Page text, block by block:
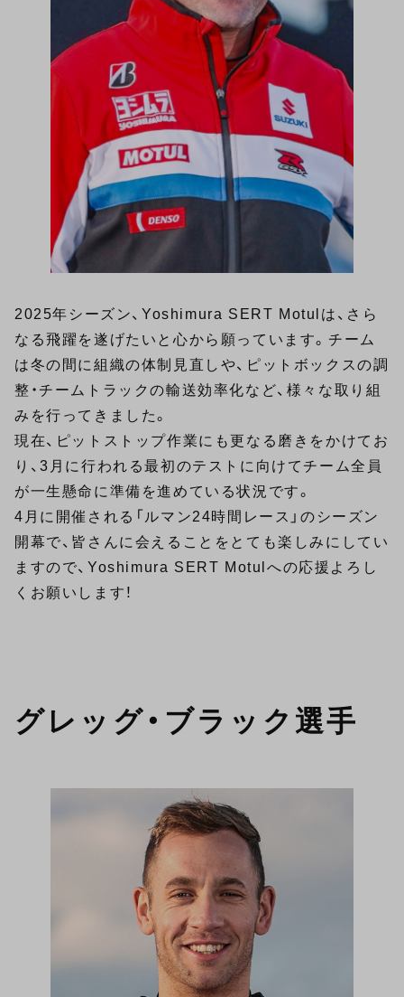
2025年シーズン、Yoshimura SERT Motulは、さら
なる飛躍を遂げたいと心から願っています。チーム
は冬の間に組織の体制見直しや、ピットボックスの調
整・チームトラックの輸送効率化など、様々な取り組
みを行ってきました。
現在、ピットストップ作業にも更なる磨きをかけてお
り、3月に行われる最初のテストに向けてチーム全員
が一生懸命に準備を進めている状況です。
4月に開催される「ルマン24時間レース」のシーズン
開幕で、皆さんに会えることをとても楽しみにしてい
ますので、Yoshimura SERT Motulへの応援よろし
くお願いします！
グレッグ・ブラック選手